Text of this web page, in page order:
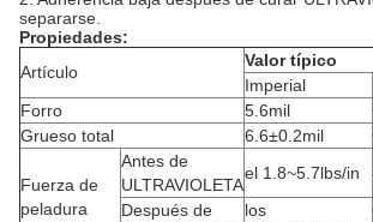
separarse.
Propiedades:
Artículo
Valor típico
Imperial
Forro
5.6mil
Grueso total
6.6±0.2mil
Fuerza de
peladura
Antes de
ULTRAVIOLETA
el 1.8~5.7lbs/in
Después de
los